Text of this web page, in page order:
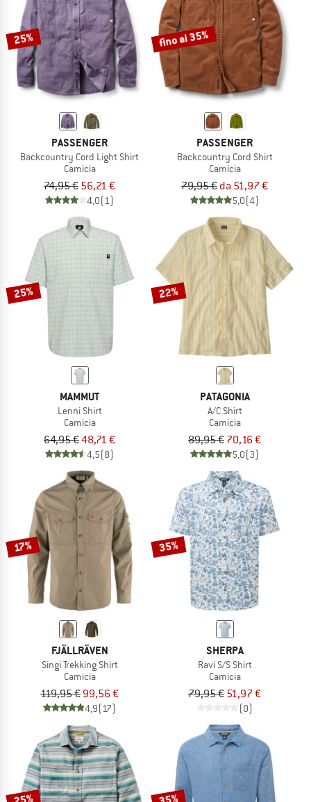
25%
PASSENGER
Backcountry Cord Light Shirt
Camicia
74,95 € 56,21 €
4,0(1)
fino al 35%
PASSENGER
Backcountry Cord Shirt
Camicia
79,95 € da 51,97 €
5,0(4)
25%
MAMMUT
Lenni Shirt
Camicia
64,95 €48,71 €
4,5(8)
22%
PATAGONIA
A/C Shirt
Camicia
89,95 € 70,16 €
5,0(3)
17%
FJÄLLRÄVEN
Singi Trekking Shirt
Camicia
119,95 € 99,56 €
4,9(17)
35%
SHERPA
Ravi S/S Shirt
Camicia
79,95 € 51,97 €
(0)